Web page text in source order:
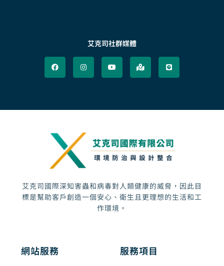
艾克司社群媒體
a
c
e
b
n
s
t
a
m
o
u
u
a
p
-
m
e
l
t
i
n
e
艾克司國際深知害蟲和病毒對人類健康的威脅，因此目
標是幫助客戶創造一個安心、衛生且更理想的生活和工
作環境。
網站服務 服務項目